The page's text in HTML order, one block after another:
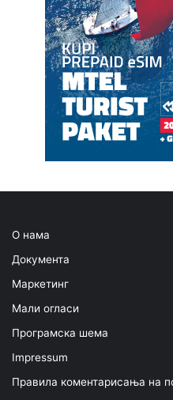
О нама
Документа
Маркетинг
Мали огласи
Програмска шема
Impressum
Правила коментарисања на